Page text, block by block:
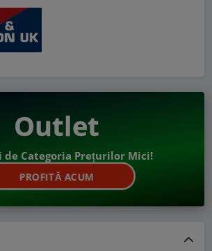
Outlet
de Categoria Prețurilor Mici!
PROFITĂ ACUM